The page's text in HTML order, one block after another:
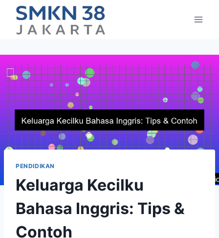
content
PENDIDIKAN
Keluarga Kecilku
Bahasa Inggris: Tips &
Contoh